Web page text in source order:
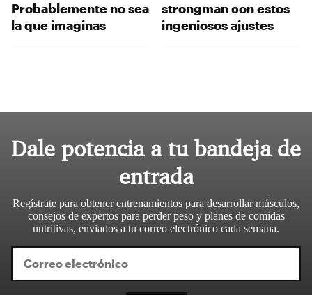
Probablemente no sea
la que imaginas
strongman con estos
ingeniosos ajustes
Dale potencia a tu bandeja de
entrada
Regístrate para obtener entrenamientos para desarrollar músculos,
consejos de expertos para perder peso y planes de comidas
nutritivas, enviados a tu correo electrónico cada semana.